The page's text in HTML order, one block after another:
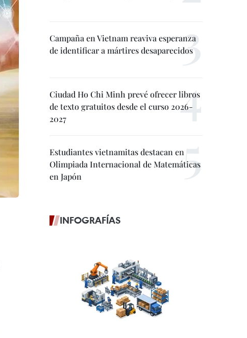
Campaña en Vietnam reaviva esperanza
de identificar a mártires desaparecidos
Ciudad Ho Chi Minh prevé ofrecer libros
de texto gratuitos desde el curso 2026-
2027
Estudiantes vietnamitas destacan en
Olimpiada Internacional de Matemáticas
en Japón
INFOGRAFÍAS